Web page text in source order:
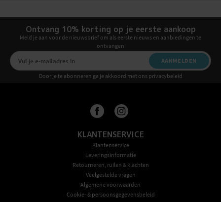
Ontvang 10% korting op je eerste aankoop
Meld je aan voor de nieuwsbrief om als eerste nieuws en aanbiedingen te
ontvangen
AANMELDEN
Door je te abonneren ga je akkoord met ons privacybeleid
KLANTENSERVICE
Klantenservice
Leveringsinformatie
Retourneren, ruilen & klachten
Veelgestelde vragen
Algemene voorwaarden
Cookie- & persoonsgegevensbeleid